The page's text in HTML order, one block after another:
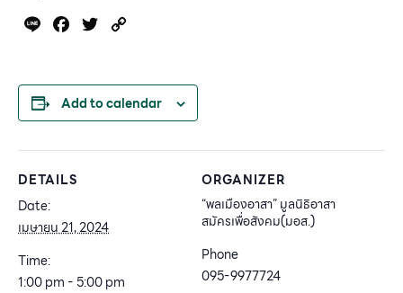
Line Facebook
Twitter
Add to calendar
DETAILS
Date:
เมษายน 21, 2024
Time:
1:00 pm - 5:00 pm
ORGANIZER
“พลเมืองอาสา” มูลนิธิอาสา
สมัครเพื่อสังคม(มอส.)
Phone
095-9977724